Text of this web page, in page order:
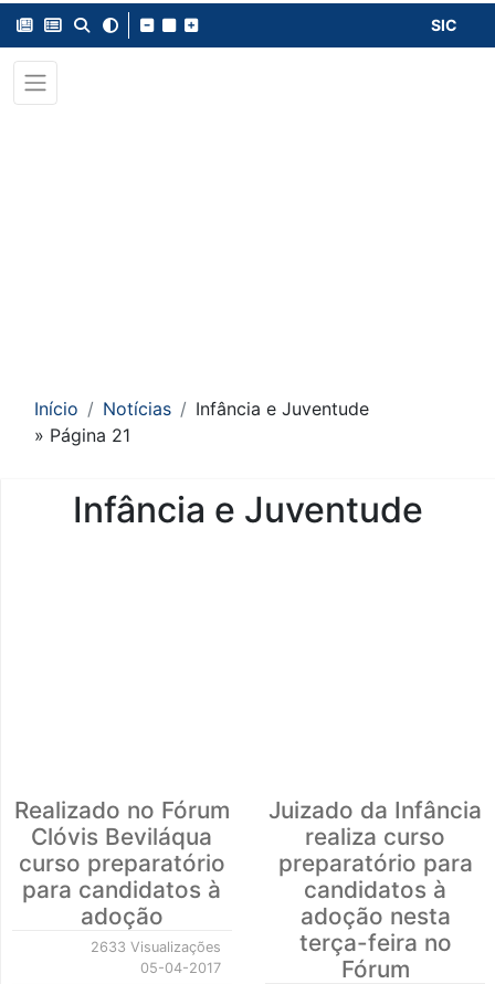
SIC
Início Notícias
Infância e Juventude
» Página 21
Infância e Juventude
Realizado no Fórum
Clóvis Beviláqua
curso preparatório
para candidatos à
adoção
2633 Visualizações
05-04-2017
Juizado da Infância
realiza curso
preparatório para
candidatos à
adoção nesta
terça-feira no
Fórum